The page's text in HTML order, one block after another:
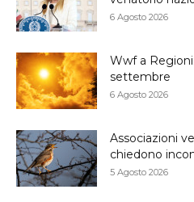
6 Agosto 2026
Wwf a
settembre
6 Agosto 2026
Associazioni
chiedono
5 Agosto 2026